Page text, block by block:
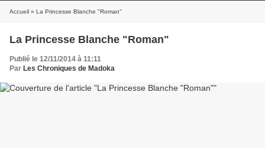
Accueil » La Princesse Blanche "Roman"
La Princesse Blanche "Roman"
Publié le 12/11/2014 à 11:11
Par Les Chroniques de Madoka